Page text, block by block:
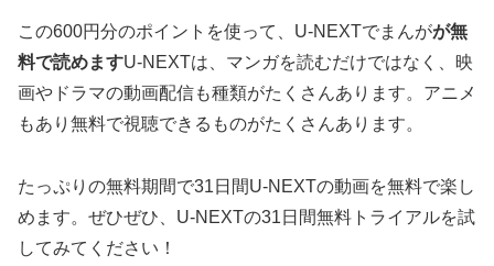
この600円分のポイントを使って、U-NEXTでまんがが無
料で読めますU-NEXTは、マンガを読むだけではなく、映
画やドラマの動画配信も種類がたくさんあります。アニメ
もあり無料で視聴できるものがたくさんあります。
たっぷりの無料期間で31日間U-NEXTの動画を無料で楽し
めます。ぜひぜひ、U-NEXTの31日間無料トライアルを試
してみてください！